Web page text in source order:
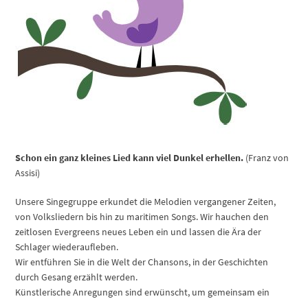
Schon ein ganz kleines Lied kann viel Dunkel erhellen. (Franz von
Assisi)
Unsere Singegruppe erkundet die Melodien vergangener Zeiten,
von Volksliedern bis hin zu maritimen Songs. Wir hauchen den
zeitlosen Evergreens neues Leben ein und lassen die Ära der
Schlager wiederaufleben.
Wir entführen Sie in die Welt der Chansons, in der Geschichten
durch Gesang erzählt werden.
Künstlerische Anregungen sind erwünscht, um gemeinsam ein